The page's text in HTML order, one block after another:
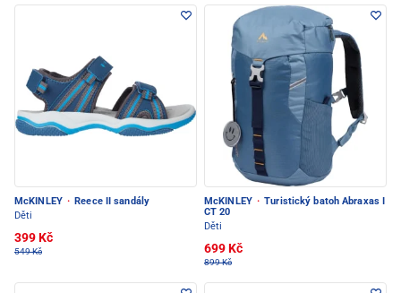
McKINLEY · Reece II sandály
Děti
399 Kč
549 Kč
McKINLEY · Turistický batoh Abraxas I
CT 20
Děti
699 Kč
899 Kč